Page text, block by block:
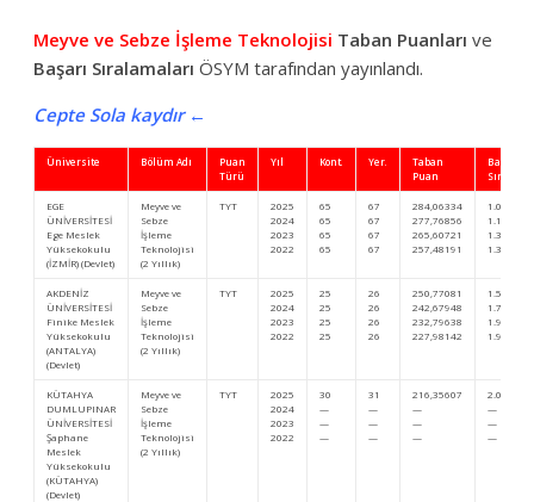
Meyve ve Sebze İşleme Teknolojisi Taban Puanları ve
Başarı Sıralamaları ÖSYM tarafından yayınlandı.
Cepte Sola kaydır ←
Üniversite Bölüm Adı
Puan
Türü
Yıl Kont. Yer.
Taban
Puan
Başarı
Sıra
EGE
ÜNİVERSİTESİ
Ege Meslek
Yüksekokulu
(İZMİR) (Devlet)
Meyve ve
Sebze
İşleme
Teknolojisi
(2 Yıllık)
TYT
2025
2024
2023
2022
65
65
65
65
67
67
67
67
284,06334
277,76856
265,60721
257,48191
1.054.768
1.196.953
1.358.399
1.381.332
AKDENİZ
ÜNİVERSİTESİ
Finike Meslek
Yüksekokulu
(ANTALYA)
(Devlet)
Meyve ve
Sebze
İşleme
Teknolojisi
(2 Yıllık)
TYT
2025
2024
2023
2022
25
25
25
25
26
26
26
26
250,77081
242,67948
232,79638
227,98142
1.531.370
1.781.472
1.925.087
1.967.733
KÜTAHYA
DUMLUPINAR
ÜNİVERSİTESİ
Şaphane
Meslek
Yüksekokulu
(KÜTAHYA)
(Devlet)
Meyve ve
Sebze
İşleme
Teknolojisi
(2 Yıllık)
TYT
2025
2024
2023
2022
30
—
—
—
31
—
—
—
216,35607
—
—
—
2.021.586
—
—
—